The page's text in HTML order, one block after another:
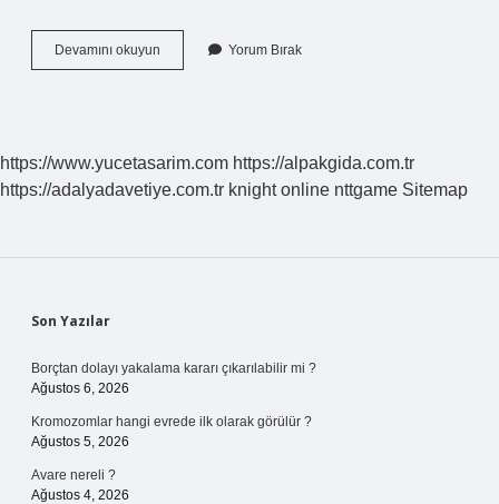
Devamını okuyun
Yapımı
Yorum Bırak
https://www.yucetasarim.com https://alpakgida.com.tr
https://adalyadavetiye.com.tr knight online nttgame Sitemap
Sidebar
Son Yazılar
Borçtan dolayı yakalama kararı çıkarılabilir mi ?
Ağustos 6, 2026
Kromozomlar hangi evrede ilk olarak görülür ?
Ağustos 5, 2026
Avare nereli ?
Ağustos 4, 2026